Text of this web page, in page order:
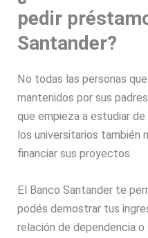
pedir
Santander?
No todas las personas
mantenidos por sus
que empieza a estudiar
los universitarios también
financiar sus proyectos.
El Banco Santander te
podés demostrar tus
relación de dependencia